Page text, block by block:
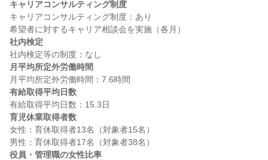
キャリアコンサルティング制度
キャリアコンサルティング制度：あり
社内検定
月平均所定外労働時間
有給取得平均日数
育児休業取得者数
女性：育休取得者13名（対象者15名）
役員・管理職の女性比率